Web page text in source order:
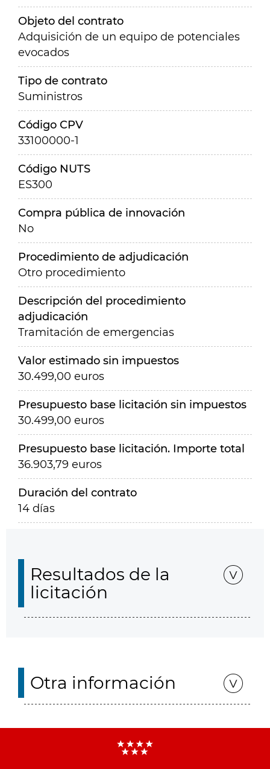
Objeto del contrato
Adquisición de un equipo de potenciales
evocados
Tipo de contrato
Suministros
Código CPV
33100000-1
Código NUTS
ES300
Compra pública de innovación
No
Procedimiento de adjudicación
Otro procedimiento
Descripción del procedimiento
adjudicación
Tramitación de emergencias
Valor estimado sin impuestos
30.499,00 euros
Presupuesto base licitación sin impuestos
30.499,00 euros
Presupuesto base licitación. Importe total
36.903,79 euros
Duración del contrato
14 días
Resultados de la
licitación
Otra información